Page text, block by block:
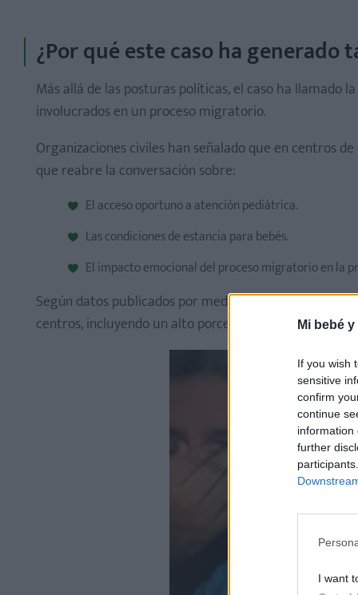
Mi bebé
If you wish
sensitive
confirm
continue
information
further
I want
¿Por qué este caso ha generado
Más allá de las posturas políticas, el caso ha llamado
involucrados en un proceso migratorio.
Organizaciones civiles han señalado que en centros
que reabre la conversación sobre:
El acceso oportuno a atención pediátrica.
Las condiciones de estancia para bebés.
El impacto emocional del proceso migratorio en la
Según datos publicados por medios de investigación
centros, incluyendo un alto porcentaje de menores.